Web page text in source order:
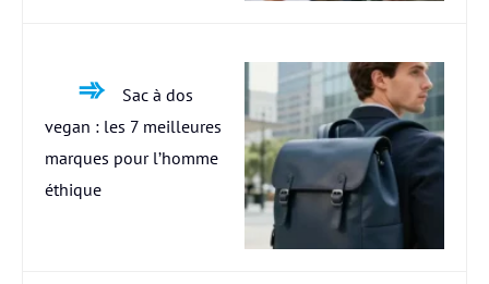
Sac à dos
vegan : les 7 meilleures
marques pour l’homme
éthique